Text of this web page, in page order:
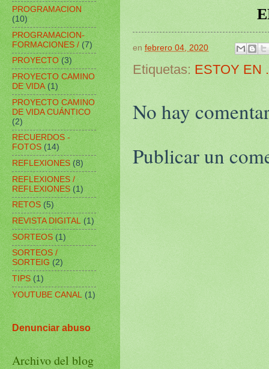
en febrero 04, 2020
Etiquetas: ESTOY EN
No hay
Publicar un
PROGRAMACION
(10)
PROGRAMACION-
FORMACIONES / (7)
PROYECTO (3)
PROYECTO CAMINO
DE VIDA (1)
PROYECTO CAMINO
DE VIDA CUÁNTICO
(2)
RECUERDOS -
FOTOS (14)
REFLEXIONES (8)
REFLEXIONES /
REFLEXIONES (1)
RETOS (5)
REVISTA DIGITAL (1)
SORTEOS (1)
SORTEOS /
SORTEIG (2)
TIPS (1)
YOUTUBE CANAL (1)
Denunciar abuso
Archivo del blog